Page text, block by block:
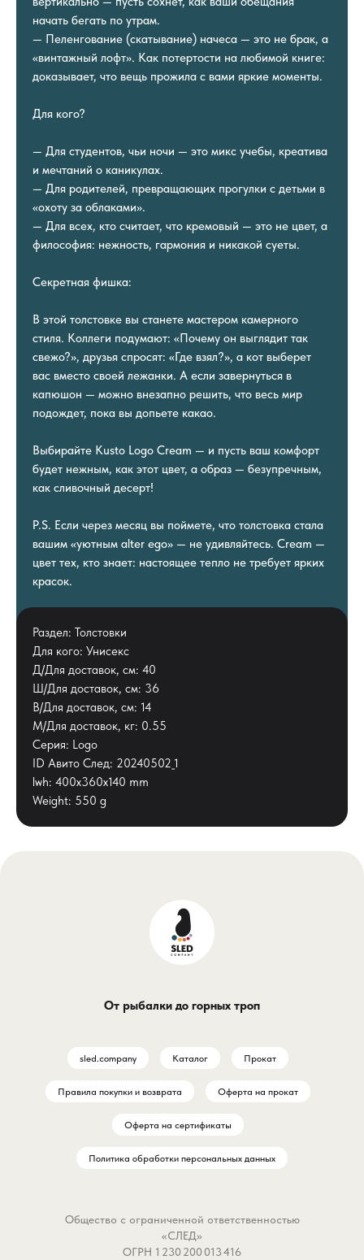
начать бегать по утрам.
— Пеленгование (скатывание) начеса — это не брак, а
«винтажный лофт». Как потертости на любимой книге:
доказывает, что вещь прожила с вами яркие моменты.
Для кого?
— Для студентов, чьи ночи — это микс учебы, креатива
и мечтаний о каникулах.
— Для родителей, превращающих прогулки с детьми в
«охоту за облаками».
— Для всех, кто считает, что кремовый — это не цвет, а
философия: нежность, гармония и никакой суеты.
Секретная фишка:
В этой толстовке вы станете мастером камерного
стиля. Коллеги подумают: «Почему он выглядит так
свежо?», друзья спросят: «Где взял?», а кот выберет
вас вместо своей лежанки. А если завернуться в
капюшон — можно внезапно решить, что весь мир
подождет, пока вы допьете какао.
Выбирайте Kusto Logo Cream — и пусть ваш комфорт
будет нежным, как этот цвет, а образ — безупречным,
как сливочный десерт!
P.S. Если через месяц вы поймете, что толстовка стала
вашим «уютным alter ego» — не удивляйтесь. Cream —
цвет тех, кто знает: настоящее тепло не требует ярких
красок.
Раздел: Толстовки
Для кого: Унисекс
Д/Для доставок, см: 40
Ш/Для доставок, см: 36
В/Для доставок, см: 14
М/Для доставок, кг: 0.55
Серия: Logo
ID Авито След: 20240502_1
lwh: 400x360x140 mm
Weight: 550 g
От рыбалки до горных троп
sled.company Каталог Прокат
Правила покупки и возврата Оферта на прокат
Оферта на сертификаты
Политика обработки персональных данных
Общество с ограниченной ответственностью
«СЛЕД»
ОГРН 1 230 200 013 416